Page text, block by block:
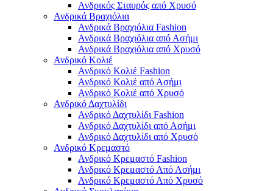
Ανδρικός Σταυρός από Χρυσό
Ανδρικά Βραχιόλια
Ανδρικά Βραχιόλια Fashion
Ανδρικά Βραχιόλια από Ασήμι
Ανδρικά Βραχιόλια από Χρυσό
Ανδρικό Κολιέ
Ανδρικό Κολιέ Fashion
Ανδρικό Κολιέ από Ασήμι
Ανδρικό Κολιέ από Χρυσό
Ανδρικό Δαχτυλίδι
Ανδρικό Δαχτυλίδι Fashion
Ανδρικό Δαχτυλίδι από Ασήμι
Ανδρικό Δαχτυλίδι από Χρυσό
Ανδρικό Κρεμαστό
Ανδρικό Κρεμαστό Fashion
Ανδρικό Κρεμαστό Από Ασήμι
Ανδρικό Κρεμαστό Από Χρυσό